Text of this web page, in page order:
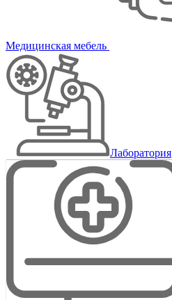
Медицинская мебель
Лаборатория